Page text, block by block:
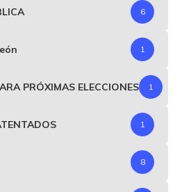
6
1
PRÓXIMAS ELECCIONES 1
1
8